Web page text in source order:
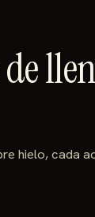
hielo, cada